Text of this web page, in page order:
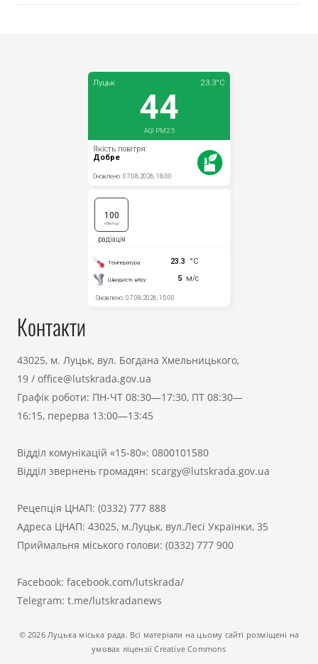
Контакти
43025, м. Луцьк, вул. Богдана Хмельницького,
19 / office@lutskrada.gov.ua
Графік роботи: ПН-ЧТ 08:30—17:30, ПТ 08:30—
16:15, перерва 13:00—13:45
Відділ комунікацій «15-80»: 0800101580
Відділ звернень громадян: scargy@lutskrada.gov.ua
Рецепція ЦНАП: (0332) 777 888
Адреса ЦНАП: 43025, м.Луцьк, вул.Лесі Українки, 35
Приймальня міського голови: (0332) 777 900
Facebook: facebook.com/lutskrada/
Telegram: t.me/lutskradanews
© 2026 Луцька міська рада. Всі матеріали на цьому сайті розміщені на
умовах ліцензії Creative Commons